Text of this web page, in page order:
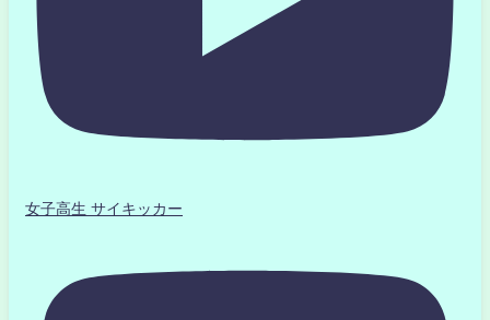
女子高生 サイキッカー